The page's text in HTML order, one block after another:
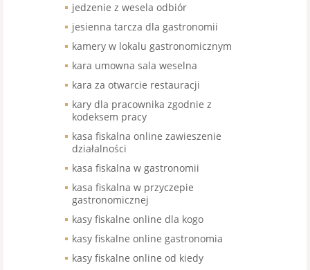
jedzenie z wesela odbiór
jesienna tarcza dla gastronomii
kamery w lokalu gastronomicznym
kara umowna sala weselna
kara za otwarcie restauracji
kary dla pracownika zgodnie z
kodeksem pracy
kasa fiskalna online zawieszenie
działalności
kasa fiskalna w gastronomii
kasa fiskalna w przyczepie
gastronomicznej
kasy fiskalne online dla kogo
kasy fiskalne online gastronomia
kasy fiskalne online od kiedy